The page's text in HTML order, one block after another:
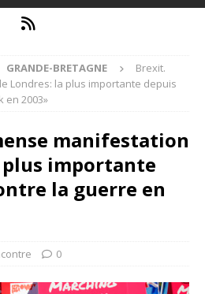
GRANDE-BRETAGNE
Brexit.
Londres: la plus importante depuis
en 2003»
manifestation
plus importante
la guerre en
0